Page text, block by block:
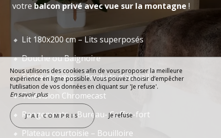
votre balcon privé avec vue sur la montagne !
Lit 180x200 cm – Lits superposés
Douche ou Baignoire
Sèche-cheveux – Produits d’accueil
Télévision Chromecast
Rangements – Bureau- Coffre-fort
Plateau courtoisie – Bouilloire
Nous utilisons des cookies afin de vous proposer la meilleure
expérience en ligne possible. Vous pouvez choisir d’empêcher
l’utilisation de vos données en cliquant sur 'Je refuse'.
En savoir plus
J’AI COMPRIS Je refuse